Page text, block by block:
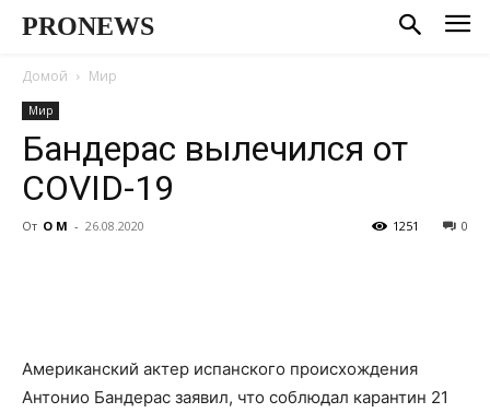
PRONEWS
Домой Мир
Мир
Бандерас вылечился от
COVID-19
От О М - 26.08.2020 0
1251
Американский актер испанского происхождения
Антонио Бандерас заявил, что соблюдал карантин 21